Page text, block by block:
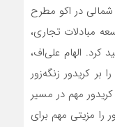
در اکو مطرح
مبادلات تجاری،
کرد. الهام علی‌اف،
بر کریدور زنگه‌زور
مهم در مسیر
را مزیتی مهم برای